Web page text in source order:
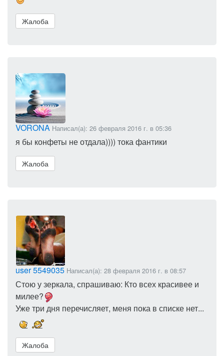
Жалоба
VORONA Написал(а): 26 февраля 2016 г. в 05:36
я бы конфеты не отдала)))) тока фантики
Жалоба
user 5549035 Написал(а): 28 февраля 2016 г. в 08:57
Стою у зеркала, спрашиваю: Кто всех красивее и
милее?
Уже три дня перечисляет, меня пока в списке нет...
Жалоба